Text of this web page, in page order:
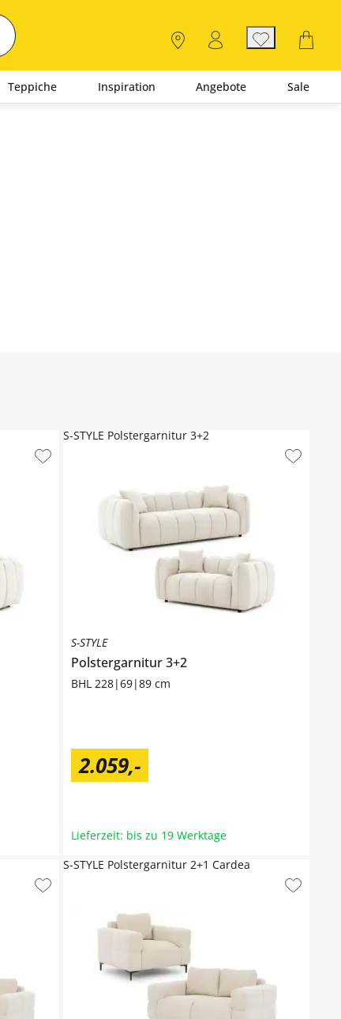
Teppiche Inspiration Angebote Sale
S-STYLE
Polstergarnitur 3+2
BHL 228|69|89 cm
2.059,-
S-STYLE Polstergarnitur 3+2
Lieferzeit: bis zu 19 Werktage
S-STYLE Polstergarnitur 2+1 Cardea